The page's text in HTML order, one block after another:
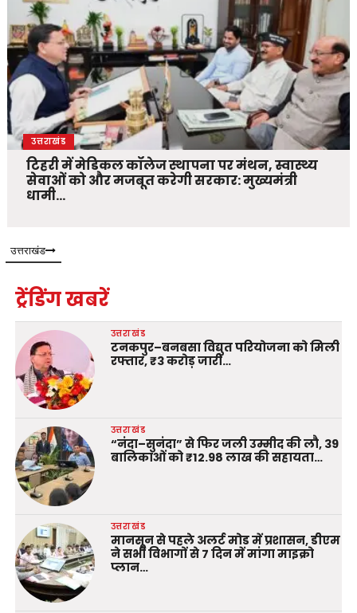
उत्तराखंड
टिहरी में मेडिकल कॉलेज स्थापना पर मंथन, स्वास्थ्य
सेवाओं को और मजबूत करेगी सरकार: मुख्यमंत्री
धामी…
उत्तराखंड
ट्रेंडिंग खबरें
उत्तराखंड
टनकपुर–बनबसा विद्युत परियोजना को मिली
रफ्तार, ₹3 करोड़ जारी…
उत्तराखंड
“नंदा–सुनंदा” से फिर जली उम्मीद की लौ, 39
बालिकाओं को ₹12.98 लाख की सहायता…
उत्तराखंड
मानसून से पहले अलर्ट मोड में प्रशासन, डीएम
ने सभी विभागों से 7 दिन में मांगा माइक्रो
प्लान…